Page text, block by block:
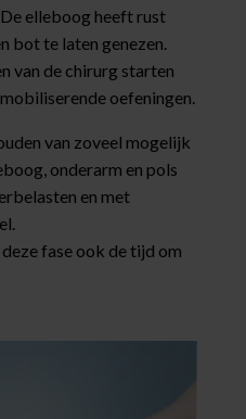
elleboog heeft rust
bot te laten genezen.
van de chirurg starten
oefeningen.
van zoveel mogelijk
onderarm en pols
en met
fase ook de tijd om